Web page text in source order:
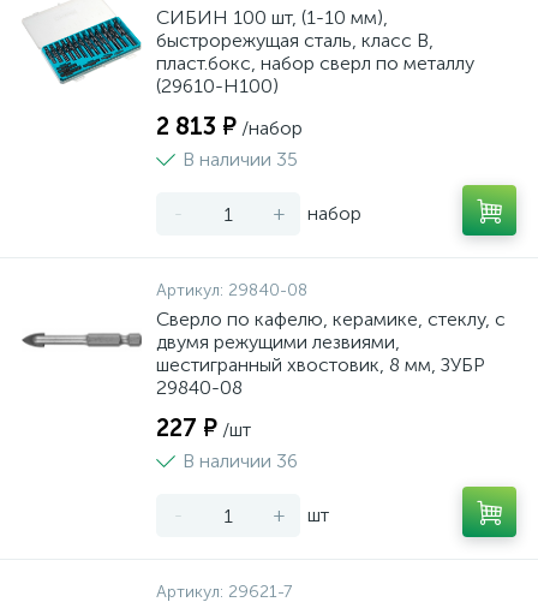
СИБИН 100 шт, (1-10 мм),
быстрорежущая сталь, класс В,
пласт.бокс, набор сверл по металлу
(29610-H100)
2 813 ₽ /набор
В наличии 35
- + набор
Артикул: 29840-08
Сверло по кафелю, керамике, стеклу, с
двумя режущими лезвиями,
шестигранный хвостовик, 8 мм, ЗУБР
29840-08
227 ₽ /шт
В наличии 36
- + шт
Артикул: 29621-7